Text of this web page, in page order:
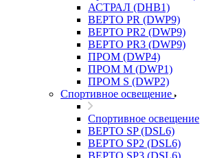
АСТРАЛ (DHB1)
ВЕРТО PR (DWP9)
ВЕРТО PR2 (DWP9)
ВЕРТО PR3 (DWP9)
ПРОМ (DWP4)
ПРОМ M (DWP1)
ПРОМ S (DWP2)
Спортивное освещение
Спортивное освещение
ВЕРТО SP (DSL6)
ВЕРТО SP2 (DSL6)
ВЕРТО SP3 (DSL6)